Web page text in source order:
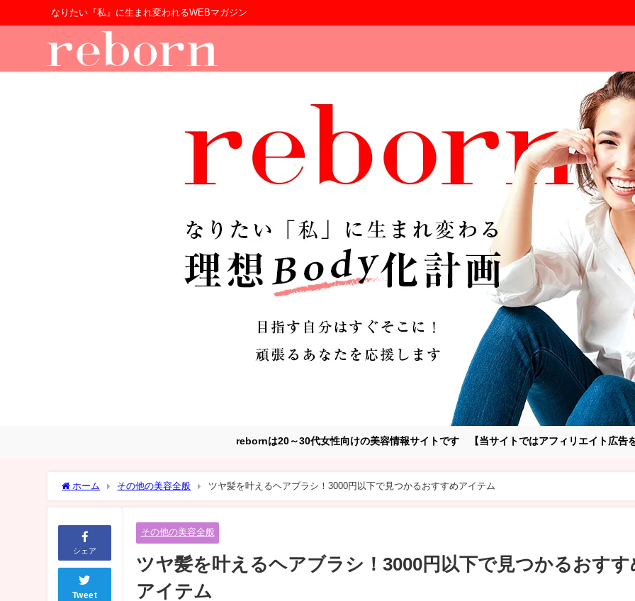
なりたい『私』に生まれ変われるWEBマガジン
rebornは20～30代女性向けの美容情報サイトです 【当サイトではアフィリエイト広告を
ホーム その他の美容全般 ツヤ髪を叶えるヘアブラシ！3000円以下で見つかるおすすめアイテム
シェア
Tweet
その他の美容全般
ツヤ髪を叶えるヘアブラシ！3000円以下で見つかるおすす
アイテム